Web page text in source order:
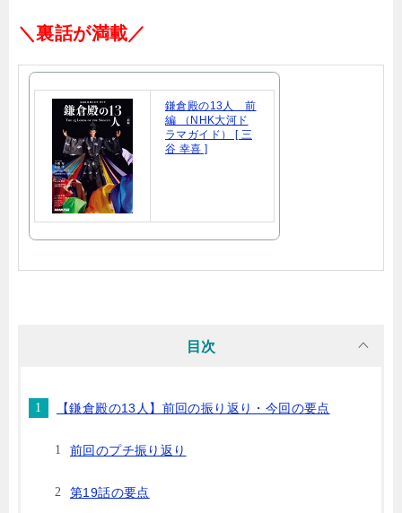
＼裏話が満載／
鎌倉殿の13人 前
編 （NHK大河ド
ラマガイド） [ 三
谷 幸喜 ]
目次
【鎌倉殿の13人】前回の振り返り・今回の要点
前回のプチ振り返り
第19話の要点